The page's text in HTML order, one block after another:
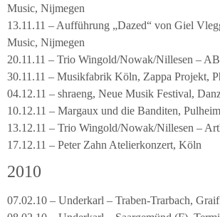
Music, Nijmegen
13.11.11 – Aufführung „Dazed“ von Giel
Music, Nijmegen
20.11.11 – Trio Wingold/Nowak/Nillesen –
30.11.11 – Musikfabrik Köln, Zappa Projekt,
04.12.11 – shraeng, Neue Musik Festival,
10.12.11 – Margaux und die Banditen, Pulheim
13.12.11 – Trio Wingold/Nowak/Nillesen –
17.12.11 – Peter Zahn Atelierkonzert, Köln
2010
07.02.10 – Underkarl – Traben-Trarbach,